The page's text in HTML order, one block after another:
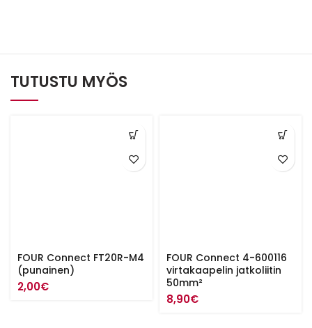
TUTUSTU MYÖS
FOUR Connect FT20R-M4
(punainen)
2,00€
FOUR Connect 4-600116
virtakaapelin jatkoliitin
50mm²
8,90€